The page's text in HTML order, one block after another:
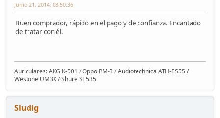
Junio 21, 2014, 08:50:36
Buen comprador, rápido en el pago y de confianza. Encantado
de tratar con él.
Auriculares: AKG K-501 / Oppo PM-3 / Audiotechnica ATH-ES55 /
Westone UM3X / Shure SE535
Sludig